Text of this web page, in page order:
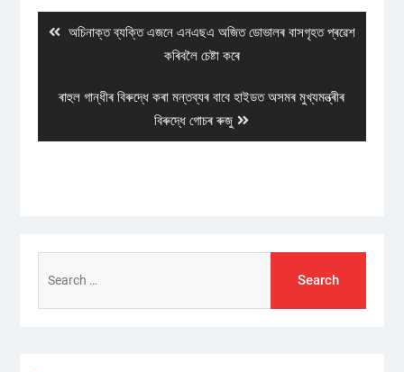
Previous
অচিনাক্ত ব্যক্তি এজনে এনএছএ অজিত ডোভালৰ বাসগৃহত প্ৰৱেশ
কৰিবলৈ চেষ্টা কৰে
Next
ৰাহুল গান্ধীৰ বিৰুদ্ধে কৰা মন্তব্যৰ বাবে হাইডত অসমৰ মুখ্যমন্ত্ৰীৰ
বিৰুদ্ধে গোচৰ ৰুজু
for: